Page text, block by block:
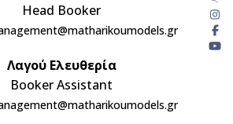
Head Booker
Λαγού Ελευθερία
Booker Assistant